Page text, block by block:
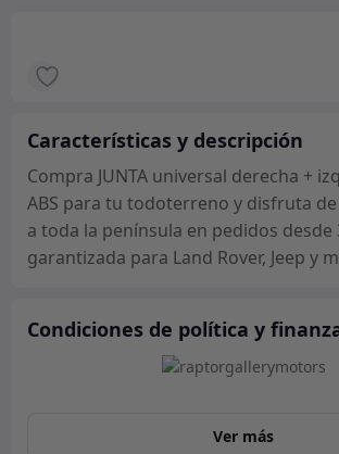
Características y descripción
Compra JUNTA universal derecha +
ABS para tu todoterreno y disfruta
a toda la península en pedidos desde
garantizada para Land Rover, Jeep y
Condiciones de política y
Ver más